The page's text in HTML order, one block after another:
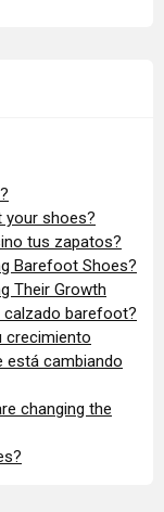
your shoes?
tus zapatos?
Barefoot Shoes?
Their Growth
calzado barefoot?
crecimiento
está cambiando
changing the